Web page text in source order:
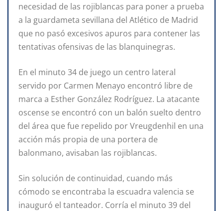
necesidad de las rojiblancas para poner a prueba
a la guardameta sevillana del Atlético de Madrid
que no pasó excesivos apuros para contener las
tentativas ofensivas de las blanquinegras.
En el minuto 34 de juego un centro lateral
servido por Carmen Menayo encontró libre de
marca a Esther González Rodríguez. La atacante
oscense se encontró con un balón suelto dentro
del área que fue repelido por Vreugdenhil en una
acción más propia de una portera de
balonmano, avisaban las rojiblancas.
Sin solución de continuidad, cuando más
cómodo se encontraba la escuadra valencia se
inauguró el tanteador. Corría el minuto 39 del